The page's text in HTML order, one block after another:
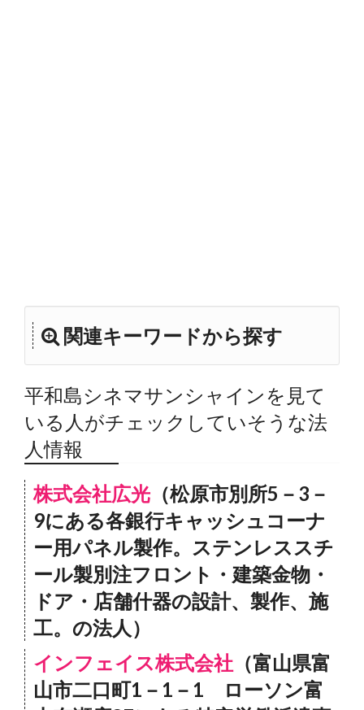
関連キーワードから探す
平和島シネマサンシャインを見て
いる人がチェックしていそうな法
人情報
株式会社広光 （松原市別所5－3－
9にある各銀行キャッシュコーナ
ー用パネル製作。ステンレススチ
ール製別注フロント・建築金物・
ドア・店舗什器の設計、製作、施
工。の法人）
インフェイス株式会社 （富山県富
山市二口町1－1－1 ローソン富